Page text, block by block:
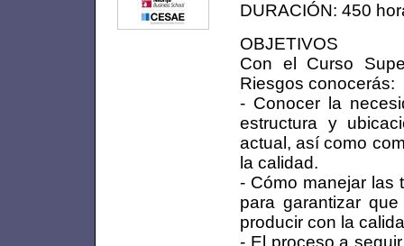
DURACIÓN: 450
OBJETIVOS
Con el Curso
Riesgos conocerás:
- Conocer la
estructura y
actual, así como
la calidad.
- Cómo manejar las
para garantizar
producir con la
- El proceso a